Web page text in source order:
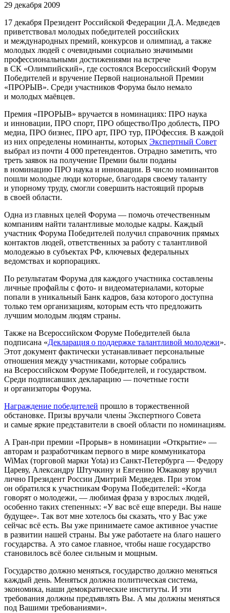
29 декабря 2009
17 декабря Президент Российской Федерации Д.А. Медведев
приветствовал молодых победителей российских
и международных премий, конкурсов и олимпиад, а также
молодых людей с очевидными социально значимыми
профессиональными достижениями на встрече
в СК «Олимпийский», где состоялся Всероссийский Форум
Победителей и вручение Первой национальной Премии
«ПРОРЫВ». Среди участников Форума было немало
и молодых маёвцев.
Премия «ПРОРЫВ» вручается в номинациях: ПРО наука
и инновации, ПРО спорт, ПРО общество/Про доблесть, ПРО
медиа, ПРО бизнес, ПРО арт, ПРО тур, ПРОфессия. В каждой
из них определены номинанты, которых Экспертный Совет
выбрал из почти 4 000 претендентов. Отрадно заметить, что
треть заявок на получение Премии были поданы
в номинацию ПРО наука и инновации. В число номинантов
пошли молодые люди которые, благодаря своему таланту
и упорному труду, смогли совершить настоящий прорыв
в своей области.
Одна из главных целей Форума — помочь отечественным
компаниям найти талантливые молодые кадры. Каждый
участник Форума Победителей получил справочник прямых
контактов людей, ответственных за работу с талантливой
молодежью в субъектах РФ, ключевых федеральных
ведомствах и корпорациях.
По результатам Форума для каждого участника составлены
личные профайлы с фото- и видеоматериалами, которые
попали в уникальный Банк кадров, база которого доступна
только тем организациям, которым есть что предложить
лучшим молодым людям страны.
Также на Всероссийском Форуме Победителей была
подписана «Декларация о поддержке талантливой молодежи».
Этот документ фактически устанавливает персональные
отношения между участниками, которые собрались
на Всероссийском Форуме Победителей, и государством.
Среди подписавших декларацию — почетные гости
и организаторы Форума.
Награждение победителей прошло в торжественной
обстановке. Призы вручали члены Экспертного Совета
и самые яркие представители в своей области по номинациям.
А Гран-при премии «Прорыв» в номинации «Открытие» —
авторам и разработчикам первого в мире коммуникатора
WiMax (торговой марки Yota) из Санкт-Петербурга — Федору
Цареву, Александру Штучкину и Евгению Южакову вручил
лично Президент России Дмитрий Медведев. При этом
он обратился к участникам Форума Победителей: «Когда
говорят о молодежи, — любимая фраза у взрослых людей,
особенно таких степенных: «У вас всё еще впереди. Вы наше
будущее». Так вот мне хотелось бы сказать, что у Вас уже
сейчас всё есть. Вы уже принимаете самое активное участие
в развитии нашей страны. Вы уже работаете на благо нашего
государства. А это самое главное, чтобы наше государство
становилось всё более сильным и мощным.
Государство должно меняться, государство должно меняться
каждый день. Меняться должна политическая система,
экономика, наши демократические институты. И эти
требования должны предъявлять Вы. А мы должны меняться
под Вашими требованиями».